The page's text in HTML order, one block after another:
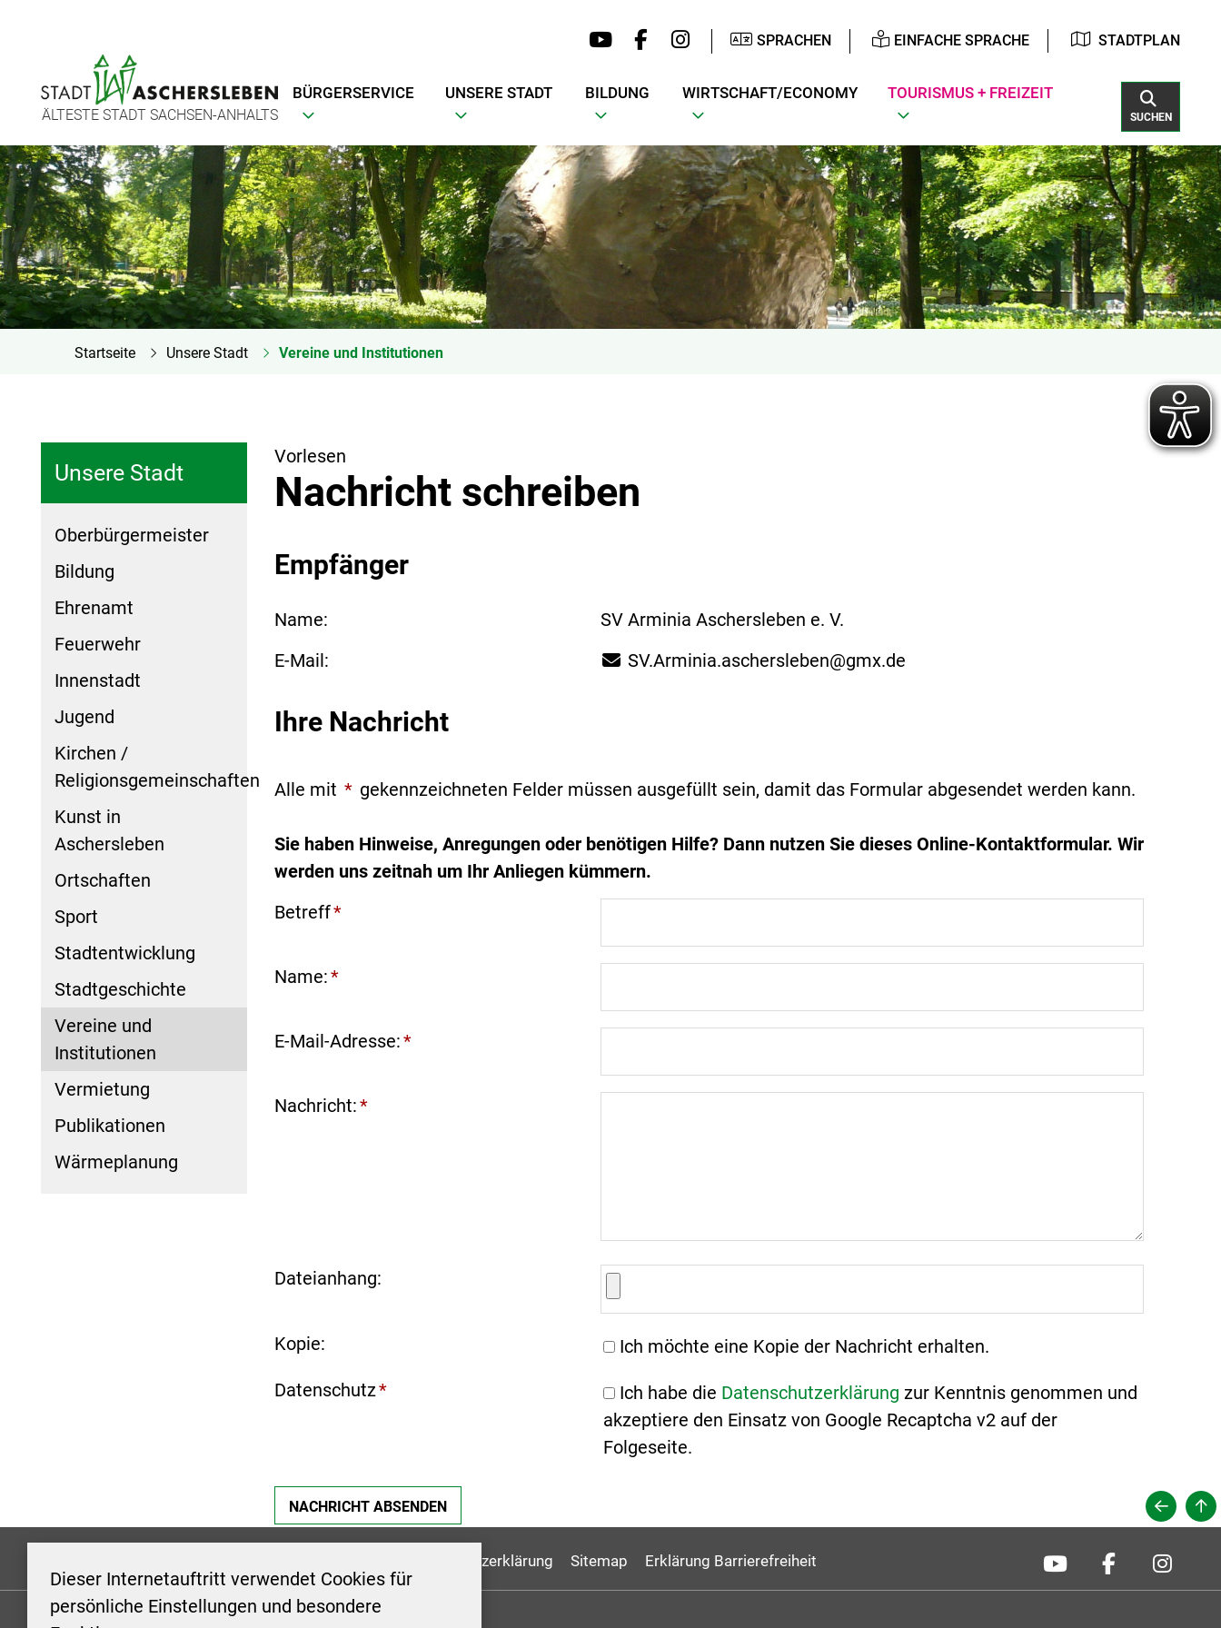
Dieser Internetauftritt verwendet Cookies für
persönliche Einstellungen und besondere
SPRACHEN EINFACHE SPRACHE STADTPLAN
ÄLTESTE STADT SACHSEN-ANHALTS
BÜRGERSERVICE UNSERE STADT BILDUNG WIRTSCHAFT/ECONOMY TOURISMUS + FREIZEIT
SUCHEN
Startseite Unsere Stadt Vereine und Institutionen
Unsere Stadt
Oberbürgermeister
Bildung
Ehrenamt
Feuerwehr
Innenstadt
Jugend
Kirchen /
Religionsgemeinschaften
Kunst in
Aschersleben
Ortschaften
Sport
Stadtentwicklung
Stadtgeschichte
Vereine und
Institutionen
Vermietung
Publikationen
Wärmeplanung
Vorlesen
Nachricht schreiben
Empfänger
Name:
SV Arminia Aschersleben e. V.
E-Mail:
SV.Arminia.aschersleben@gmx.de
Ihre Nachricht
Alle mit * gekennzeichneten Felder müssen ausgefüllt sein, damit das Formular abgesendet werden kann.
Sie haben Hinweise, Anregungen oder benötigen Hilfe? Dann nutzen Sie dieses Online-Kontaktformular. Wir
werden uns zeitnah um Ihr Anliegen kümmern.
Betreff*
Name:*
E-Mail-Adresse:*
Nachricht:*
Dateianhang:
Kopie:
Ich möchte eine Kopie der Nachricht erhalten.
Datenschutz* Ich habe die Datenschutzerklärung zur Kenntnis genommen und
akzeptiere den Einsatz von Google Recaptcha v2 auf der
Folgeseite.
Datenschutzerklärung Sitemap Erklärung Barrierefreiheit